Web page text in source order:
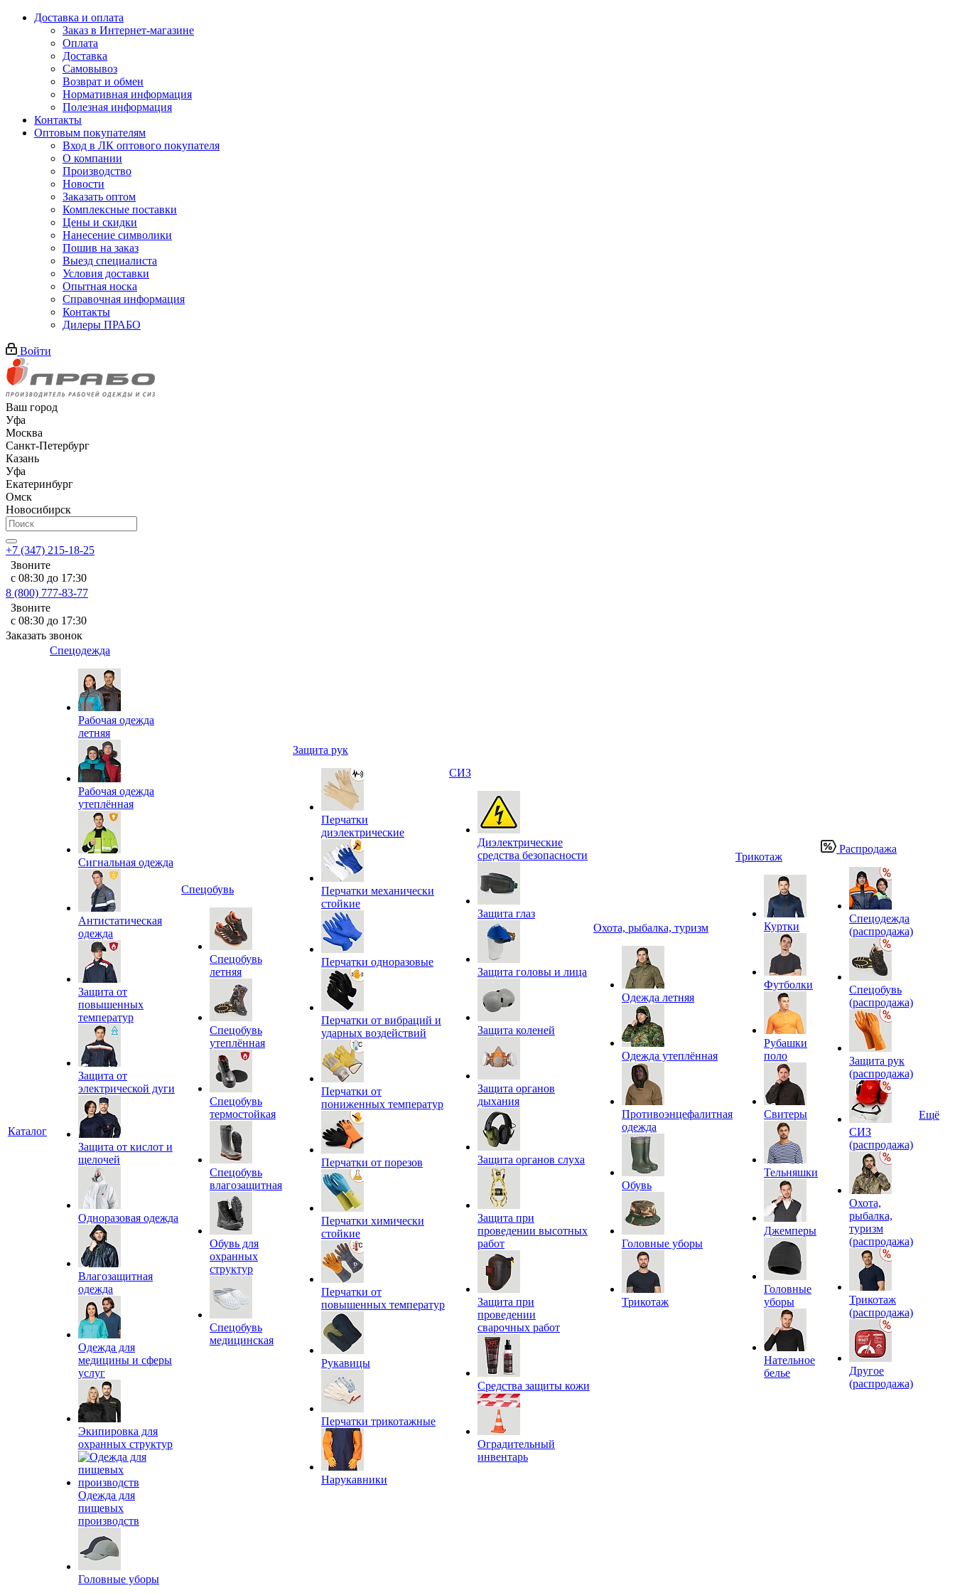
Доставка и оплата
Заказ в Интернет-магазине
Оплата
Доставка
Самовывоз
Возврат и обмен
Нормативная информация
Полезная информация
Контакты
Оптовым покупателям
Вход в ЛК оптового покупателя
О компании
Производство
Новости
Заказать оптом
Комплексные поставки
Цены и скидки
Нанесение символики
Пошив на заказ
Выезд специалиста
Условия доставки
Опытная носка
Справочная информация
Контакты
Дилеры ПРАБО
Войти
Ваш город
Уфа
Москва
Санкт-Петербург
Казань
Уфа
Екатеринбург
Омск
Новосибирск
+7 (347) 215-18-25
Звоните
с 08:30 до 17:30
8 (800) 777-83-77
Звоните
с 08:30 до 17:30
Заказать звонок
Каталог
Спецодежда
Рабочая одежда
летняя
Рабочая одежда
утеплённая
Сигнальная одежда
Антистатическая
одежда
Защита от
повышенных
температур
Защита от
электрической дуги
Защита от кислот и
щелочей
Одноразовая одежда
Влагозащитная
одежда
Одежда для
медицины и сферы
услуг
Экипировка для
охранных структур
Одежда для
пищевых
производств
Головные уборы
Спецобувь
Спецобувь
летняя
Спецобувь
утеплённая
Спецобувь
термостойкая
Спецобувь
влагозащитная
Обувь для
охранных
структур
Спецобувь
медицинская
Защита рук
Перчатки
диэлектрические
Перчатки механически
стойкие
Перчатки одноразовые
Перчатки от вибраций и
ударных воздействий
Перчатки от
пониженных температур
Перчатки от порезов
Перчатки химически
стойкие
Перчатки от
повышенных температур
Рукавицы
Перчатки трикотажные
Нарукавники
СИЗ
Диэлектрические
средства безопасности
Защита глаз
Защита головы и лица
Защита коленей
Защита органов
дыхания
Защита органов слуха
Защита при
проведении высотных
работ
Защита при
проведении
сварочных работ
Средства защиты кожи
Оградительный
инвентарь
Охота, рыбалка, туризм
Одежда летняя
Одежда утеплённая
Противоэнцефалитная
одежда
Обувь
Головные уборы
Трикотаж
Трикотаж
Куртки
Футболки
Рубашки
поло
Свитеры
Тельняшки
Джемперы
Головные
уборы
Нательное
белье
Распродажа
Спецодежда
(распродажа)
Спецобувь
(распродажа)
Защита рук
(распродажа)
СИЗ
(распродажа)
Охота,
рыбалка,
туризм
(распродажа)
Трикотаж
(распродажа)
Другое
(распродажа)
Ещё